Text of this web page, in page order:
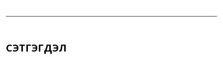
СЭТГЭГДЭЛ